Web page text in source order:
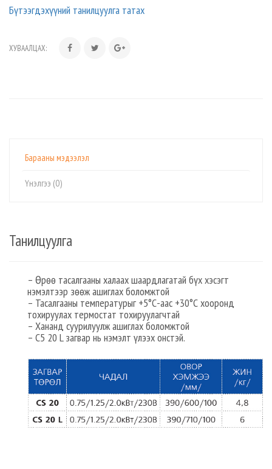
Бүтээгдэхүүний танилцуулга татах
ХУВААЛЦАХ:
Барааны мэдээлэл
Үнэлгээ (0)
Танилцуулга
– Өрөө тасалгааны халаах шаардлагатай бүх хэсэгт
нэмэлтээр зөөж ашиглах боломжтой
– Тасалгааны температурыг +5°С-аас +30°С хооронд
тохируулах термостат тохируулагчтай
– Хананд суурилуулж ашиглах боломжтой
– С5 20 L загвар нь нэмэлт үлээх онстэй.